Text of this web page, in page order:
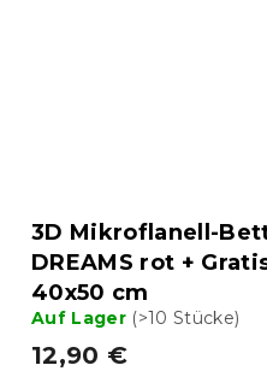
3D Mikroflanell-
DREAMS rot +
40x50 cm
Auf Lager (>10 Stücke)
12,90 €